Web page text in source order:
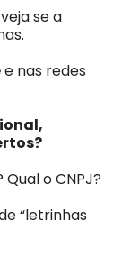
se a
e nas redes
o CNPJ?
“letrinhas